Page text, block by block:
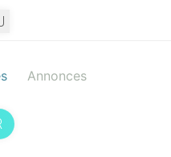
Annonces